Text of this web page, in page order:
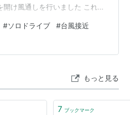
け風通しを行いました これで
くろねこの自宅は空一面雲に覆
できませんでした 天の川は、
てみようと思いますただ、熊の
密かな計画 夏の終わりくろねこ
…
#ソロドライブ #台風接近
もっと見る
7 ブックマーク